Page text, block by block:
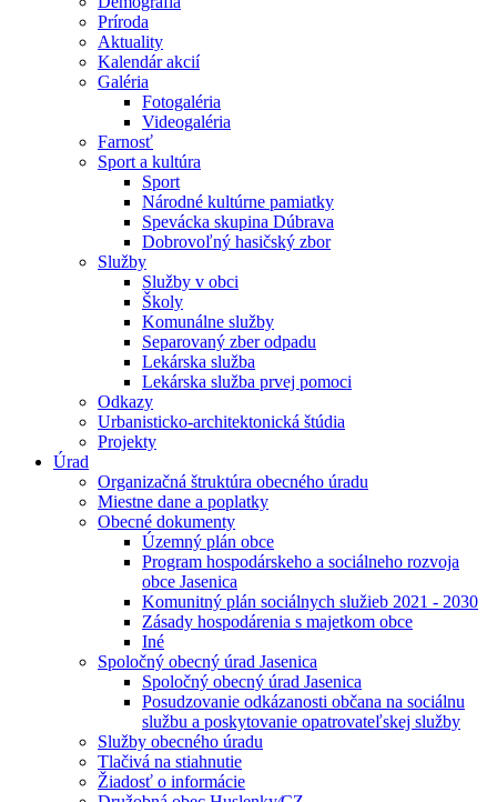
Príroda
Aktuality
Kalendár akcií
Galéria
Fotogaléria
Videogaléria
Farnosť
Sport a kultúra
Sport
Národné kultúrne pamiatky
Spevácka skupina Dúbrava
Dobrovoľný hasičský zbor
Služby
Služby v obci
Školy
Komunálne služby
Separovaný zber odpadu
Lekárska služba
Lekárska služba prvej pomoci
Odkazy
Urbanisticko-architektonická štúdia
Projekty
Úrad
Organizačná štruktúra obecného úradu
Miestne dane a poplatky
Obecné dokumenty
Územný plán obce
Program hospodárskeho a sociálneho rozvoja
obce Jasenica
Komunitný plán sociálnych služieb 2021 - 2030
Zásady hospodárenia s majetkom obce
Iné
Spoločný obecný úrad Jasenica
Spoločný obecný úrad Jasenica
Posudzovanie odkázanosti občana na sociálnu
službu a poskytovanie opatrovateľskej služby
Služby obecného úradu
Tlačivá na stiahnutie
Žiadosť o informácie